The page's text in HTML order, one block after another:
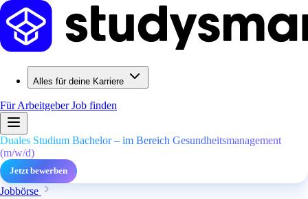
Alles für deine Karriere
Für ArbeitgeberJob finden
Duales Studium Bachelor – im Bereich Gesundheitsmanagement
(m/w/d)
Jetzt bewerben
Jobbörse